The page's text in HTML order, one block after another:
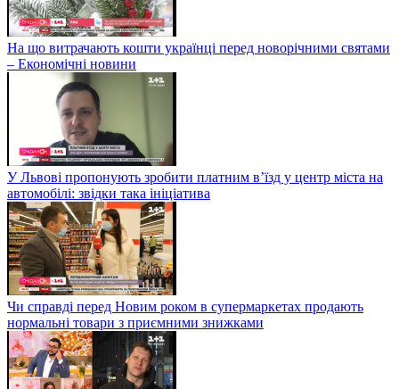
На що витрачають кошти українці перед новорічними святами
– Економічні новини
У Львові пропонують зробити платним в’їзд у центр міста на
автомобілі: звідки така ініціатива
Чи справді перед Новим роком в супермаркетах продають
нормальні товари з приємними знижками